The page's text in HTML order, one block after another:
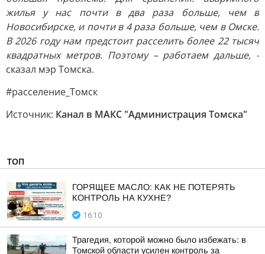
жилья у нас почти в два раза больше, чем в
Новосибирске, и почти в 4 раза больше, чем в Омске.
В 2026 году нам предстоит расселить более 22 тысяч
квадратных метров. Поэтому – работаем дальше, -
сказал мэр Томска.
#расселение_Томск
Источник: Канал в МАКС "Администрация Томска"
ТОП
ГОРЯЩЕЕ МАСЛО: КАК НЕ ПОТЕРЯТЬ
КОНТРОЛЬ НА КУХНЕ?
16:10
Трагедия, которой можно было избежать: в
Томской области усилен контроль за